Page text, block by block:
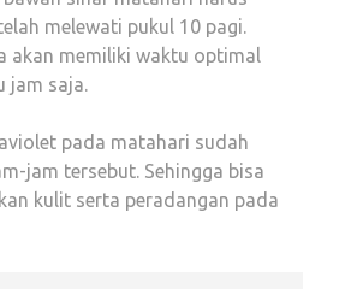
melewati pukul 10 pagi.
akan memiliki waktu optimal
jam saja.
pada matahari sudah
jam tersebut. Sehingga bisa
kulit serta peradangan pada